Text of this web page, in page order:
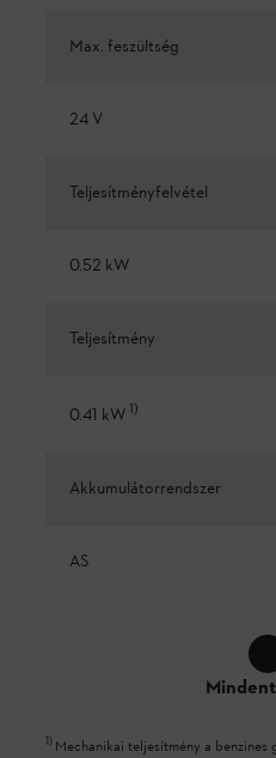
Max. feszültség
24 V
Teljesítményfelvétel
0.52 kW
Teljesítmény
0.41 kW1)
Akkumulátorrendszer
AS
1) Mechanikai teljesítmény a